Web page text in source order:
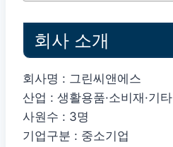
회사 소개
회사명 : 그린씨앤에스
산업 : 생활용품·소비재·기타
사원수 : 3명
기업구분 : 중소기업